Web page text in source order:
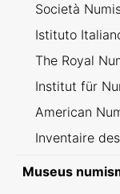
Società
Istituto
The Royal
Institut für
American
Inventaire
Museus